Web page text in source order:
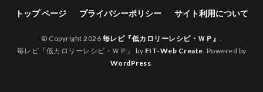
トップ ページ プライバシーポリシー サイト利用について
© Copyright 2026 毎レピ『低カロリーレシピ・ＷＰ』 .
毎レピ『低カロリーレシピ・ＷＰ』 by FIT-Web Create. Powered by
WordPress.